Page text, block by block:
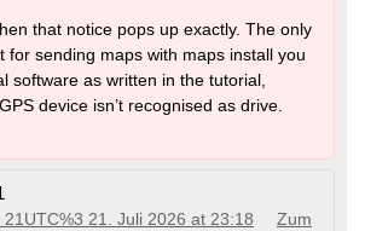
that notice pops up exactly. The only
for sending maps with maps install you
software as written in the tutorial,
device isn’t recognised as drive.
21UTC%3 21. Juli 2026 at 23:18
Zum